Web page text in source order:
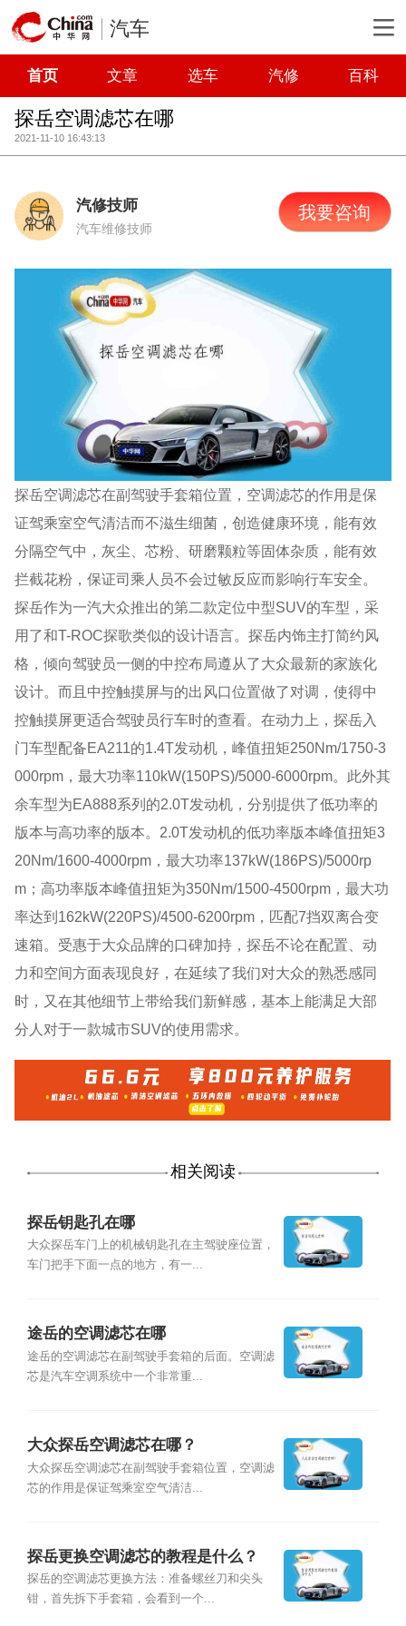
汽车
首页 文章 选车 汽修 百科
探岳空调滤芯在哪
2021-11-10 16:43:13
汽修技师
汽车维修技师
我要咨询
探岳空调滤芯在副驾驶手套箱位置，空调滤芯的作用是保
证驾乘室空气清洁而不滋生细菌，创造健康环境，能有效
分隔空气中，灰尘、芯粉、研磨颗粒等固体杂质，能有效
拦截花粉，保证司乘人员不会过敏反应而影响行车安全。
探岳作为一汽大众推出的第二款定位中型SUV的车型，采
用了和T-ROC探歌类似的设计语言。探岳内饰主打简约风
格，倾向驾驶员一侧的中控布局遵从了大众最新的家族化
设计。而且中控触摸屏与的出风口位置做了对调，使得中
控触摸屏更适合驾驶员行车时的查看。在动力上，探岳入
门车型配备EA211的1.4T发动机，峰值扭矩250Nm/1750-3
000rpm，最大功率110kW(150PS)/5000-6000rpm。此外其
余车型为EA888系列的2.0T发动机，分别提供了低功率的
版本与高功率的版本。2.0T发动机的低功率版本峰值扭矩3
20Nm/1600-4000rpm，最大功率137kW(186PS)/5000rp
m；高功率版本峰值扭矩为350Nm/1500-4500rpm，最大功
率达到162kW(220PS)/4500-6200rpm，匹配7挡双离合变
速箱。受惠于大众品牌的口碑加持，探岳不论在配置、动
力和空间方面表现良好，在延续了我们对大众的熟悉感同
时，又在其他细节上带给我们新鲜感，基本上能满足大部
分人对于一款城市SUV的使用需求。
相关阅读
探岳钥匙孔在哪
大众探岳车门上的机械钥匙孔在主驾驶座位置，
车门把手下面一点的地方，有一...
途岳的空调滤芯在哪
途岳的空调滤芯在副驾驶手套箱的后面。空调滤
芯是汽车空调系统中一个非常重...
大众探岳空调滤芯在哪？
大众探岳空调滤芯在副驾驶手套箱位置，空调滤
芯的作用是保证驾乘室空气清洁...
探岳更换空调滤芯的教程是什么？
探岳的空调滤芯更换方法：准备螺丝刀和尖头
钳，首先拆下手套箱，会看到一个...